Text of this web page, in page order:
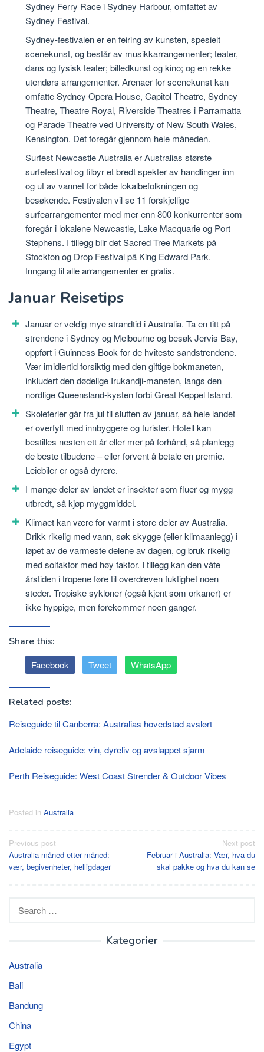
Sydney Ferry Race i Sydney Harbour, omfattet av
Sydney Festival.
Sydney-festivalen er en feiring av kunsten, spesielt
scenekunst, og består av musikkarrangementer; teater,
dans og fysisk teater; billedkunst og kino; og en rekke
utendørs arrangementer. Arenaer for scenekunst kan
omfatte Sydney Opera House, Capitol Theatre, Sydney
Theatre, Theatre Royal, Riverside Theatres i Parramatta
og Parade Theatre ved University of New South Wales,
Kensington. Det foregår gjennom hele måneden.
Surfest Newcastle Australia er Australias største
surfefestival og tilbyr et bredt spekter av handlinger inn
og ut av vannet for både lokalbefolkningen og
besøkende. Festivalen vil se 11 forskjellige
surfearrangementer med mer enn 800 konkurrenter som
foregår i lokalene Newcastle, Lake Macquarie og Port
Stephens. I tillegg blir det Sacred Tree Markets på
Stockton og Drop Festival på King Edward Park.
Inngang til alle arrangementer er gratis.
Januar Reisetips
Januar er veldig mye strandtid i Australia. Ta en titt på
strendene i Sydney og Melbourne og besøk Jervis Bay,
oppført i Guinness Book for de hviteste sandstrendene.
Vær imidlertid forsiktig med den giftige bokmaneten,
inkludert den dødelige Irukandji-maneten, langs den
nordlige Queensland-kysten forbi Great Keppel Island.
Skoleferier går fra jul til slutten av januar, så hele landet
er overfylt med innbyggere og turister. Hotell kan
bestilles nesten ett år eller mer på forhånd, så planlegg
de beste tilbudene – eller forvent å betale en premie.
Leiebiler er også dyrere.
I mange deler av landet er insekter som fluer og mygg
utbredt, så kjøp myggmiddel.
Klimaet kan være for varmt i store deler av Australia.
Drikk rikelig med vann, søk skygge (eller klimaanlegg) i
løpet av de varmeste delene av dagen, og bruk rikelig
med solfaktor med høy faktor. I tillegg kan den våte
årstiden i tropene føre til overdreven fuktighet noen
steder. Tropiske sykloner (også kjent som orkaner) er
ikke hyppige, men forekommer noen ganger.
Share this:
Facebook Tweet WhatsApp
Related posts:
Reiseguide til Canberra: Australias hovedstad avslørt
Adelaide reiseguide: vin, dyreliv og avslappet sjarm
Perth Reiseguide: West Coast Strender & Outdoor Vibes
Posted in Australia
Post
navigation
Previous post
Australia måned etter måned:
vær, begivenheter, helligdager
Next post
Februar i Australia: Vær, hva du
skal pakke og hva du kan se
for:
Kategorier
Australia
Bali
Bandung
China
Egypt